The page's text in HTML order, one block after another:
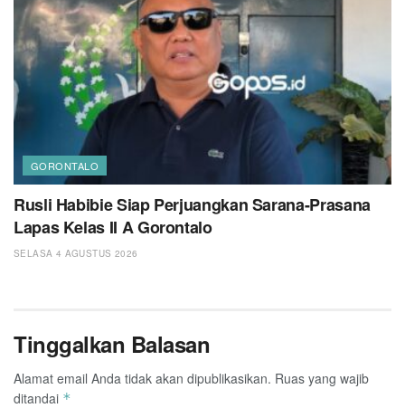
GORONTALO
Rusli Habibie Siap Perjuangkan Sarana-Prasana
Lapas Kelas II A Gorontalo
SELASA 4 AGUSTUS 2026
Tinggalkan Balasan
Alamat email Anda tidak akan dipublikasikan. Ruas yang wajib
ditandai *